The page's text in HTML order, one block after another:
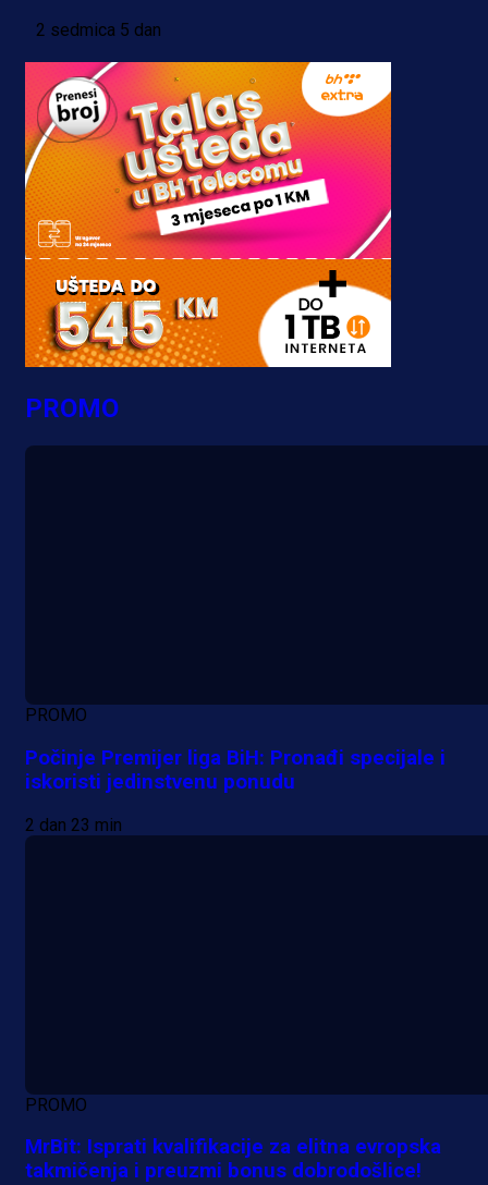
2 sedmica 5 dan
PROMO
PROMO
Počinje Premijer liga BiH: Pronađi specijale i
iskoristi jedinstvenu ponudu
2 dan 23 min
PROMO
MrBit: Isprati kvalifikacije za elitna evropska
takmičenja i preuzmi bonus dobrodošlice!